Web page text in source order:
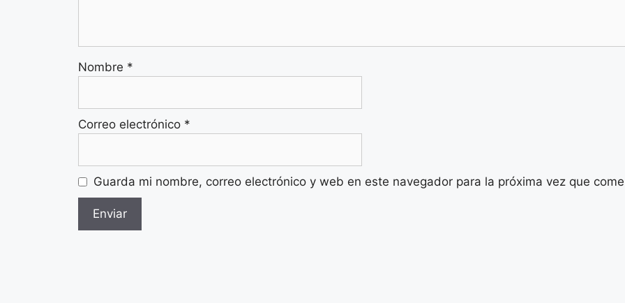
Nombre *
Correo electrónico *
Guarda mi nombre, correo electrónico y web en este navegador para la próxima vez que